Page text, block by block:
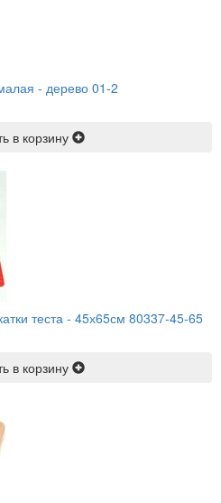
- дерево 01-2
в корзину
теста - 45х65см 80337-45-65
в корзину